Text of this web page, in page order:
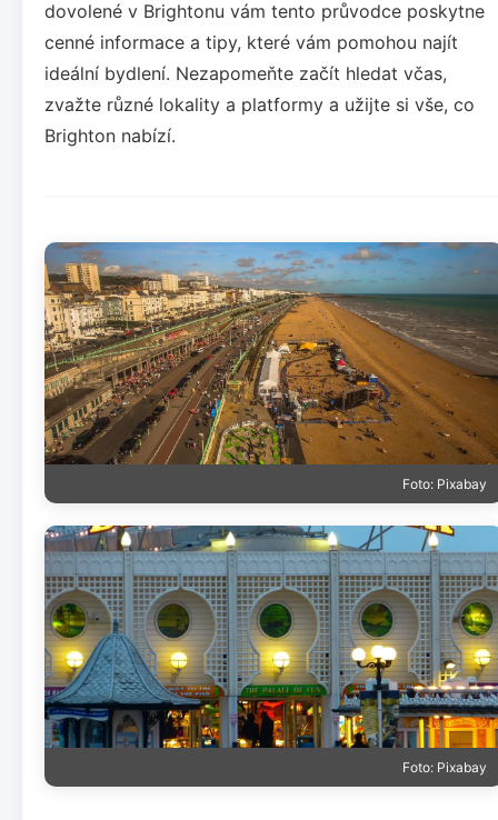
dovolené v Brightonu vám tento průvodce poskytne
cenné informace a tipy, které vám pomohou najít
ideální bydlení. Nezapomeňte začít hledat včas,
zvažte různé lokality a platformy a užijte si vše, co
Brighton nabízí.
Foto: Pixabay
Foto: Pixabay